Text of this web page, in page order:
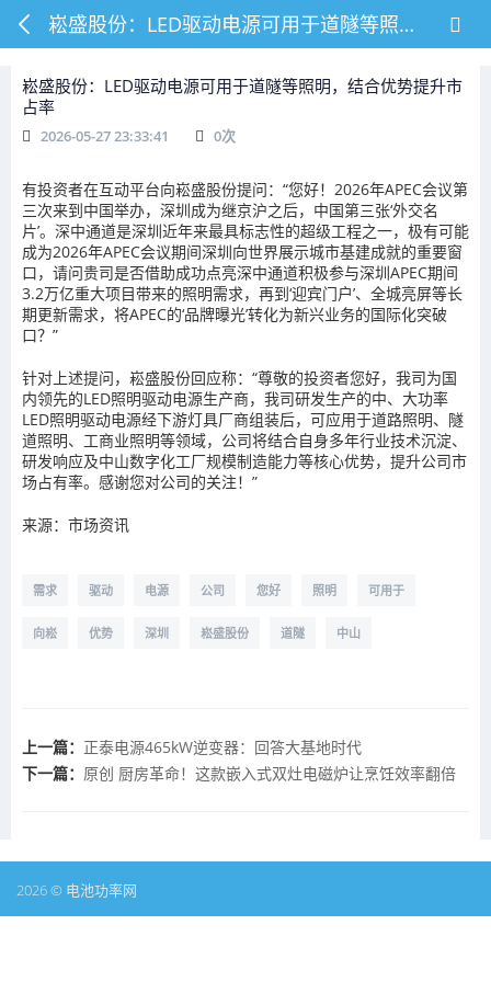
崧盛股份：LED驱动电源可用于道隧等照明，结合优势提升市占率
崧盛股份：LED驱动电源可用于道隧等照明，结合优势提升市
占率
2026-05-27 23:33:41 0次
有投资者在互动平台向崧盛股份提问：“您好！2026年APEC会议第
三次来到中国举办，深圳成为继京沪之后，中国第三张‘外交名
片’。深中通道是深圳近年来最具标志性的超级工程之一，极有可能
成为2026年APEC会议期间深圳向世界展示城市基建成就的重要窗
口，请问贵司是否借助成功点亮深中通道积极参与深圳APEC期间
3.2万亿重大项目带来的照明需求，再到‘迎宾门户’、全城亮屏等长
期更新需求，将APEC的‘品牌曝光’转化为新兴业务的国际化突破
口？”
针对上述提问，崧盛股份回应称：“尊敬的投资者您好，我司为国
内领先的LED照明驱动电源生产商，我司研发生产的中、大功率
LED照明驱动电源经下游灯具厂商组装后，可应用于道路照明、隧
道照明、工商业照明等领域，公司将结合自身多年行业技术沉淀、
研发响应及中山数字化工厂规模制造能力等核心优势，提升公司市
场占有率。感谢您对公司的关注！”
来源：市场资讯
需求 驱动 电源 公司 您好 照明 可用于
向崧 优势 深圳 崧盛股份 道隧 中山
上一篇： 正泰电源465kW逆变器：回答大基地时代
下一篇： 原创 厨房革命！这款嵌入式双灶电磁炉让烹饪效率翻倍
2026 © 电池功率网